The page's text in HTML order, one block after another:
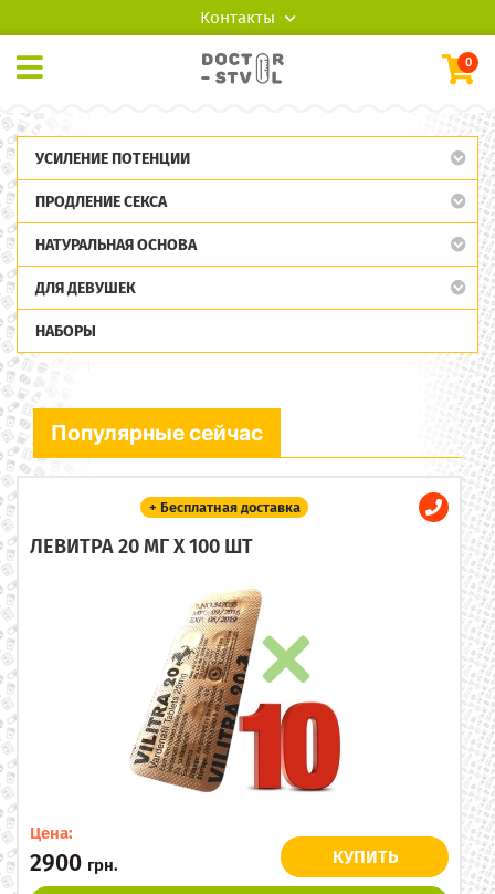
Контакты
0
УСИЛЕНИЕ ПОТЕНЦИИ
ПРОДЛЕНИЕ СЕКСА
НАТУРАЛЬНАЯ ОСНОВА
ДЛЯ ДЕВУШЕК
НАБОРЫ
Популярные сейчас
+ Бесплатная доставка
ЛЕВИТРА 20 МГ X 100 ШТ
Цена:
2900 грн. КУПИТЬ